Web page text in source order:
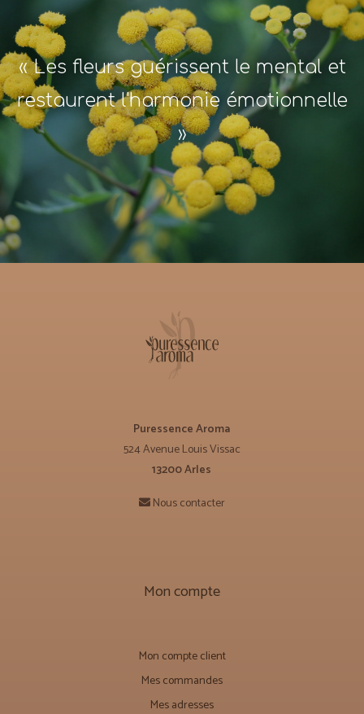
« Les fleurs guérissent le mental et
restaurent l'harmonie émotionnelle
»
Puressence Aroma
524 Avenue Louis Vissac
13200 Arles
Nous contacter
Mon compte
Mon compte client
Mes commandes
Mes adresses